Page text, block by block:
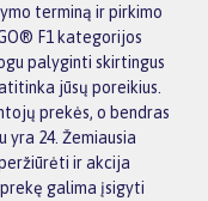
terminą ir pirkimo
F1 kategorijos
palyginti skirtingus
jūsų poreikius.
prekės, o bendras
24. Žemiausia
ir akcija
galima įsigyti